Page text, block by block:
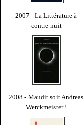
2007 - La Littérature à
contre-nuit
2008 - Maudit soit Andreas
Werckmeister !